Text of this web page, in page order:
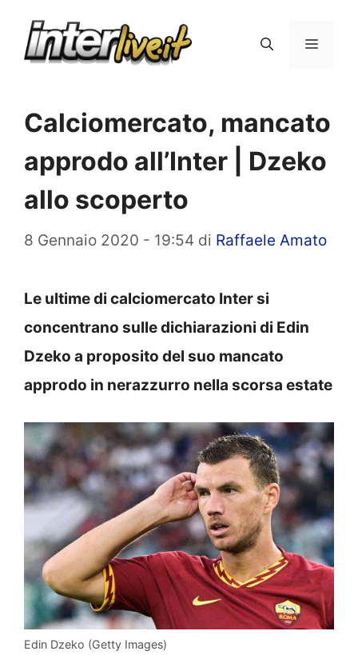
Menu
Calciomercato, mancato
approdo all’Inter | Dzeko
allo scoperto
8 Gennaio 2020 - 19:54 di Raffaele Amato
Le ultime di calciomercato Inter si
concentrano sulle dichiarazioni di Edin
Dzeko a proposito del suo mancato
approdo in nerazzurro nella scorsa estate
Edin Dzeko (Getty Images)